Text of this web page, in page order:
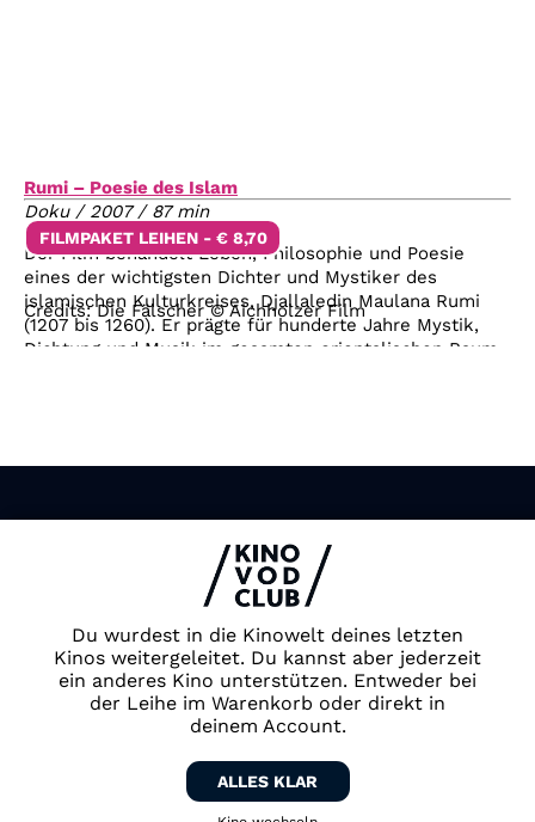
Du wurdest in die Kinowelt deines letzten
Kinos weitergeleitet. Du kannst aber jederzeit
ein anderes Kino unterstützen. Entweder bei
der Leihe im Warenkorb oder direkt in
deinem Account.
ALLES KLAR
Rumi – Poesie des Islam
Doku / 2007 / 87 min
Der Film behandelt Leben, Philosophie und Poesie
eines der wichtigsten Dichter und Mystiker des
islamischen Kulturkreises, Djallaledin Maulana Rumi
(1207 bis 1260). Er prägte für hunderte Jahre Mystik,
Dichtung und Musik im gesamten orientalischen Raum.
FILMPAKET LEIHEN - € 8,70
Credits: Die Fälscher © Aichholzer Film
AGB
Kontakt
Newsletter
Partner